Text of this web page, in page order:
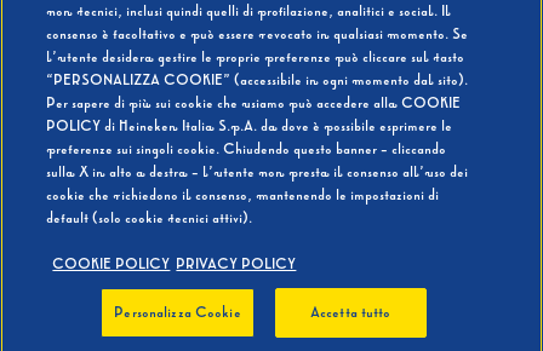
BEVI RESPONSABILMENTE
non tecnici, inclusi quindi quelli di profilazione, analitici e social. Il
consenso è facoltativo e può essere revocato in qualsiasi momento. Se
l’utente desidera gestire le proprie preferenze può cliccare sul tasto
“PERSONALIZZA COOKIE” (accessibile in ogni momento dal sito).
Per sapere di più sui cookie che usiamo può accedere alla COOKIE
POLICY di Heineken Italia S.p.A. da dove è possibile esprimere le
preferenze sui singoli cookie. Chiudendo questo banner - cliccando
sulla X in alto a destra - l’utente non presta il consenso all’uso dei
cookie che richiedono il consenso, mantenendo le impostazioni di
default (solo cookie tecnici attivi).
COOKIE POLICY PRIVACY POLICY
Personalizza Cookie Accetta tutto